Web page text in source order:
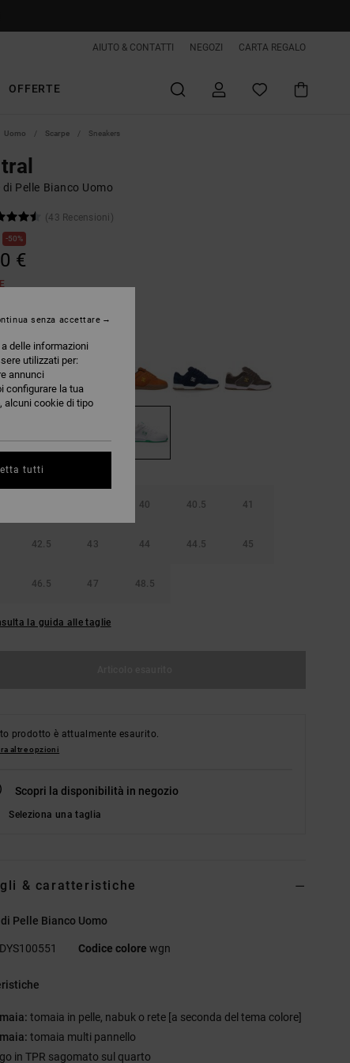
AIUTO & CONTATTI NEGOZI CARTA REGALO
OFFERTE
Uomo Scarpe Sneakers
di Pelle Bianco Uomo
(43 Recensioni)
50%
€
40 40.5 41
42.5 43 44 44.5 45
46.5 47 48.5
la guida alle taglie
prodotto è attualmente esaurito.
altre opzioni
Scopri la disponibilità in negozio
Seleziona una taglia
& caratteristiche
Pelle Bianco Uomo
Codice colore wgn
tomaia in pelle, nabuk o rete [a seconda del tema colore]
tomaia multi pannello
in TPR sagomato sul quarto
delle informazioni
utilizzati per:
annunci
configurare la tua
alcuni cookie di tipo
senza accettare
tutti